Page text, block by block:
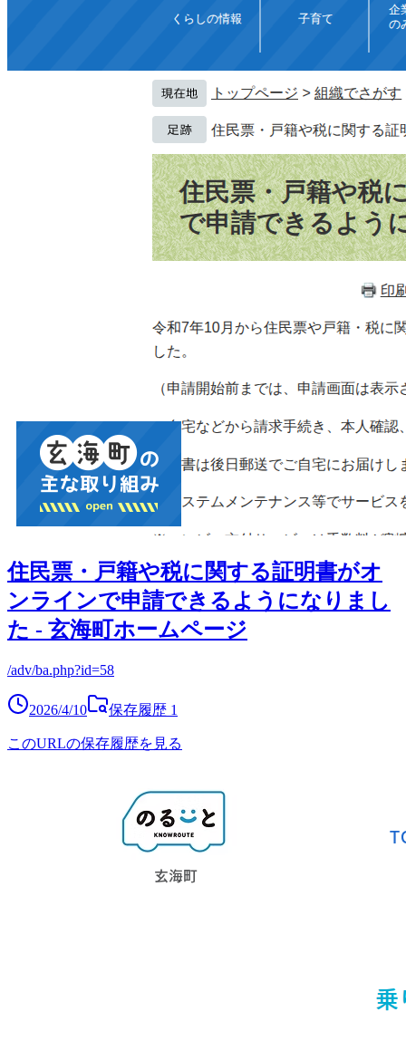
住民票・戸籍や税に関する証明書がオ
ンラインで申請できるようになりまし
た - 玄海町ホームページ
/adv/ba.php?id=58
2026/4/10 保存履歴 1
このURLの保存履歴を見る